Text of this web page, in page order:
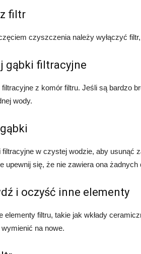
filtr
czyszczenia należy wyłączyć
gąbki filtracyjne
z komór filtru. Jeśli są bardzo
wody.
filtracyjne w czystej wodzie, aby
upewnij się, że nie zawiera ona
i oczyść inne elementy
elementy filtru, takie jak wkłady
na nowe.